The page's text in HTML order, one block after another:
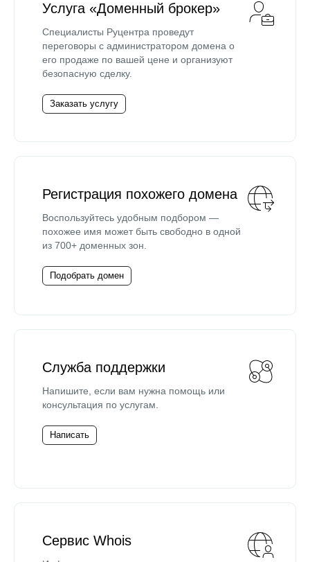
Услуга «Доменный брокер»
Специалисты Руцентра проведут
переговоры с администратором домена о
его продаже по вашей цене и организуют
безопасную сделку.
Заказать услугу
Регистрация похожего домена
Воспользуйтесь удобным подбором —
похожее имя может быть свободно в одной
из 700+ доменных зон.
Подобрать домен
Служба поддержки
Напишите, если вам нужна помощь или
консультация по услугам.
Написать
Сервис Whois